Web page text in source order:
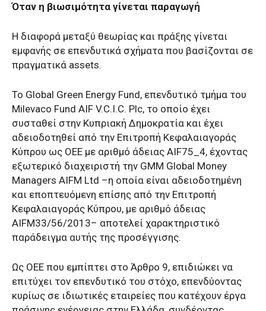
Όταν η βιωσιμότητα γίνεται παραγωγή
Η διαφορά μεταξύ θεωρίας και πράξης γίνεται
εμφανής σε επενδυτικά σχήματα που βασίζονται σε
πραγματικά assets.
Το Global Green Energy Fund, επενδυτικό τμήμα του
Milevaco Fund AIF V.C.I.C. Plc, το οποίο έχει
συσταθεί στην Κυπριακή Δημοκρατία και έχει
αδειοδοτηθεί από την Επιτροπή Κεφαλαιαγοράς
Κύπρου ως ΟΕΕ με αριθμό άδειας AIF75_4, έχοντας
εξωτερικό διαχειριστή την GMM Global Money
Managers AIFM Ltd –η οποία είναι αδειοδοτημένη
και εποπτευόμενη επίσης από την Επιτροπή
Κεφαλαιαγοράς Κύπρου, με αριθμό άδειας
AIFM33/56/2013– αποτελεί χαρακτηριστικό
παράδειγμα αυτής της προσέγγισης.
Ως ΟΕΕ που εμπίπτει στο Άρθρο 9, επιδιώκει να
επιτύχει τον επενδυτικό του στόχο, επενδύοντας
κυρίως σε ιδιωτικές εταιρείες που κατέχουν έργα